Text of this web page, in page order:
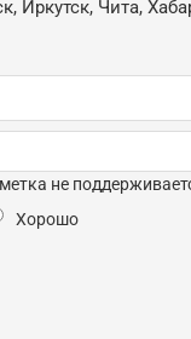
Иркутск, Чита,
не
Хорошо